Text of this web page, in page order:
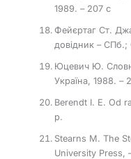
1989. – 207 с
Фейєртаг Ст.
довідник – СПб.;
Юцевич Ю.
Україна, 1988. –
Berendt I. E. Od
p.
Stearns M. The
University Press,